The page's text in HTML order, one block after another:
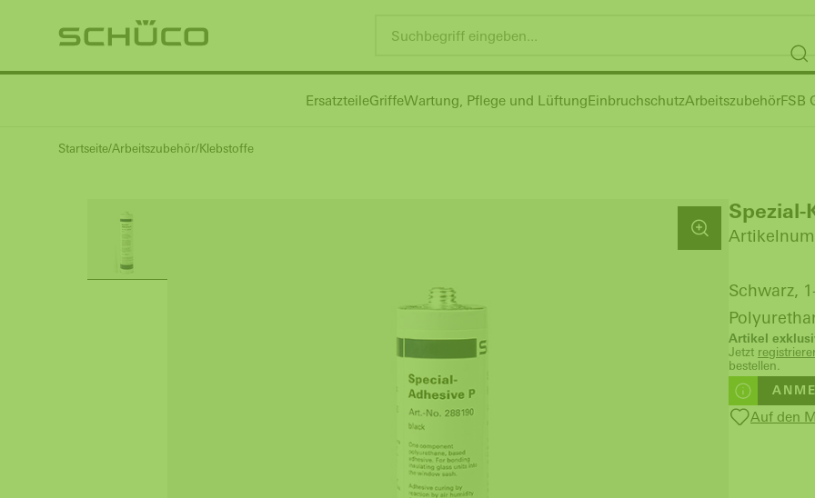
ErsatzteileGriffeWartung, Pflege und LüftungEinbruchschutzArbeitszubehörFSB
Startseite Arbeitszubehör Klebstoffe
Schwarz,
Artikel
Jetzt
bestellen.
Auf den